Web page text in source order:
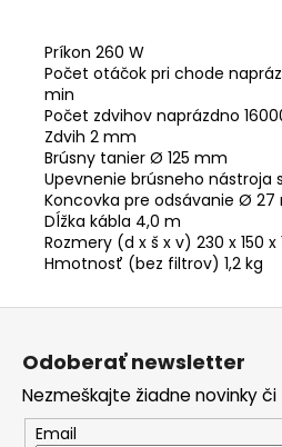
Príkon 260 W
Počet otáčok pri chode
min
Počet zdvihov naprázdno
Zdvih 2 mm
Brúsny tanier Ø 125 mm
Upevnenie brúsneho nástroja
Koncovka pre odsávanie Ø 27
Dĺžka kábla 4,0 m
Rozmery (d x š x v) 230 x 150 x
Hmotnosť (bez filtrov) 1,2 kg
Z
Odoberať newsletter
Nezmeškajte žiadne novinky
Email